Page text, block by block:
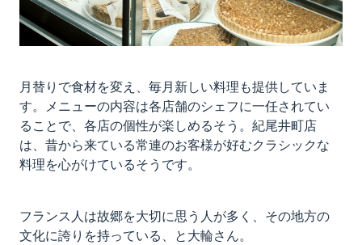
月替りで食材を変え、毎月新しい料理も提供していま
す。メニューの内容は各店舗のシェフに一任されてい
ることで、各店の個性が楽しめるそう。紀尾井町店
は、昔から来ている常連のお客様が好むクラシックな
料理を心がけているそうです。
フランス人は故郷を大切に思う人が多く、その地方の
文化に誇りを持っている、と大輪さん。